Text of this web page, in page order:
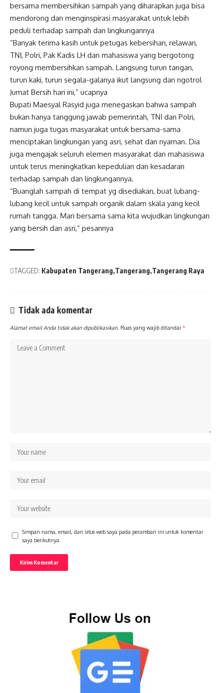
bersama membersihkan sampah yang diharapkan juga bisa
mendorong dan menginspirasi masyarakat untuk lebih
peduli terhadap sampah dan lingkungannya
“Banyak terima kasih untuk petugas kebersihan, relawan,
TNI, Polri, Pak Kadis LH dan mahasiswa yang bergotong
royong membersihkan sampah. Langsung turun tangan,
turun kaki, turun segala-galanya ikut langsung dan ngotrol
Jumat Bersih hari ini,” ucapnya
Bupati Maesyal Rasyid juga menegaskan bahwa sampah
bukan hanya tanggung jawab pemerintah, TNI dan Polri,
namun juga tugas masyarakat untuk bersama-sama
menciptakan lingkungan yang asri, sehat dan nyaman. Dia
juga mengajak seluruh elemen masyarakat dan mahasiswa
untuk terus meningkatkan kepedulian dan kesadaran
terhadap sampah dan lingkungannya.
“Buanglah sampah di tempat yg disediakan, buat lubang-
lubang kecil untuk sampah organik dalam skala yang kecil
rumah tangga. Mari bersama sama kita wujudkan lingkungan
yang bersih dan asri,” pesannya
TAGGED: Kabupaten Tangerang Tangerang Tangerang Raya
Tidak ada komentar
Alamat email Anda tidak akan dipublikasikan. Ruas yang wajib ditandai *
Simpan nama, email, dan situs web saya pada peramban ini untuk komentar
saya berikutnya.